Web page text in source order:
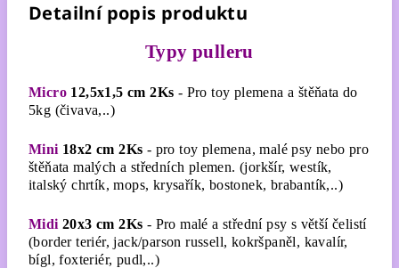
Detailní popis produktu
Typy pulleru
Micro 12,5x1,5 cm 2Ks - Pro toy plemena a štěňata do
5kg (čivava,..)
Mini 18x2 cm 2Ks - pro toy plemena, malé psy nebo pro
štěňata malých a středních plemen. (jorkšír, westík,
italský chrtík, mops, krysařík, bostonek, brabantík,..)
Midi 20x3 cm 2Ks - Pro malé a střední psy s větší čelistí
(border teriér, jack/parson russell, kokršpaněl, kavalír,
bígl, foxteriér, pudl,..)